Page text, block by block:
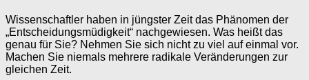
Wissenschaftler haben in jüngster Zeit das Phänomen der
„Entscheidungsmüdigkeit“ nachgewiesen. Was heißt das
genau für Sie? Nehmen Sie sich nicht zu viel auf einmal vor.
Machen Sie niemals mehrere radikale Veränderungen zur
gleichen Zeit.